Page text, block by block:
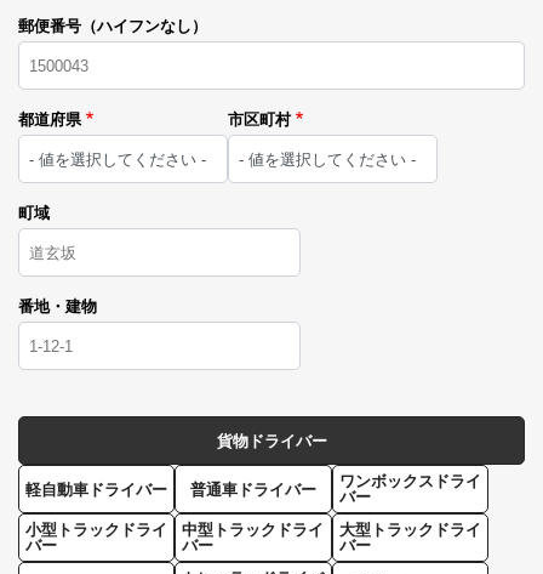
郵便番号（ハイフンなし）
都道府県 市区町村
町域
番地・建物
貨物ドライバー
軽自動車ドライバー 普通車ドライバー
ワンボックスドライ
バー
小型トラックドライ
バー
中型トラックドライ
バー
大型トラックドライ
バー